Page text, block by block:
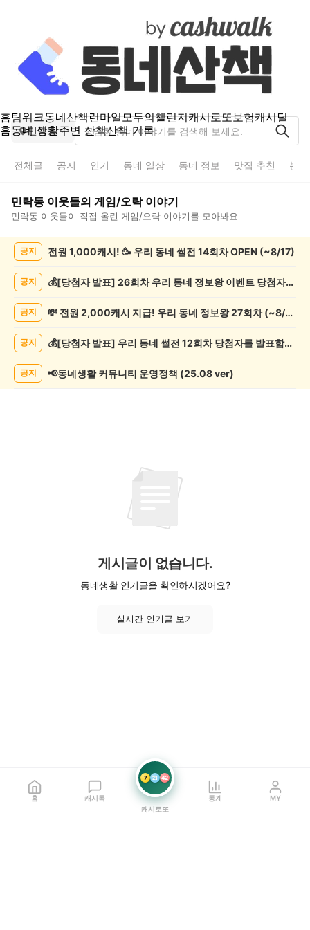
홈팀워크동네산책런마일모두의챌린지캐시로또보험캐시딜
홈동네 생활주변 산책산책 기록
민락동
전체글 공지 인기 동네 일상 동네 정보 맛집 추천 분
민락동 이웃들의 게임/오락이야기
민락동 이웃들이 직접 올린 게임/오락 이야기를 모아봐요
록
공지 전원 1,000캐시! 🥳 우리 동네 썰전 14회차 OPEN (~8/17)
공지 💰[당첨자 발표] 26회차 우리 동네 정보왕 이벤트 당첨자를 발표합니다!
공지 💸 전원 2,000캐시 지급! 우리 동네 정보왕 27회차 (~8/10)
공지 💰[당첨자 발표] 우리 동네 썰전 12회차 당첨자를 발표합니다!
공지 📢동네생활 커뮤니티 운영정책 (25.08 ver)
게시글이 없습니다.
동네생활 인기글을 확인하시겠어요?
실시간 인기글 보기
홈 캐시톡
7 21 42
캐시로또
통계 MY